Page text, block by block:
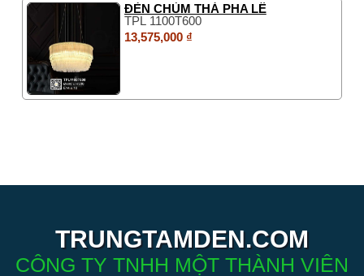
ĐÈN CHÙM THẢ PHA LÊ
TPL 1100T600
13,575,000 ₫
TRUNGTAMDEN.COM
CÔNG TY TNHH MỘT THÀNH VIÊN